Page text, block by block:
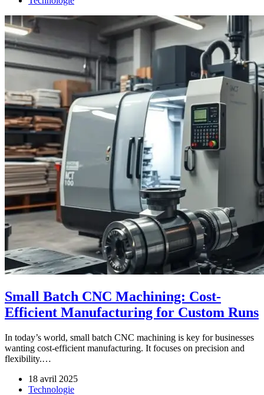
Small Batch CNC Machining: Cost-
Efficient Manufacturing for Custom Runs
In today’s world, small batch CNC machining is key for businesses
wanting cost-efficient manufacturing. It focuses on precision and
flexibility.…
18 avril 2025
Technologie